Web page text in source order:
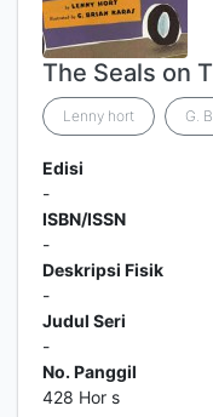
The Seals on
Lenny hort G.
Edisi
-
ISBN/ISSN
-
Deskripsi Fisik
-
Judul Seri
-
No. Panggil
428 Hor s